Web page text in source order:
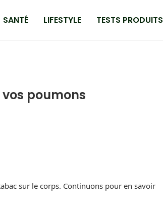
SANTÉ LIFESTYLE TESTS PRODUITS
poumons
sur le corps. Continuons pour en savoir